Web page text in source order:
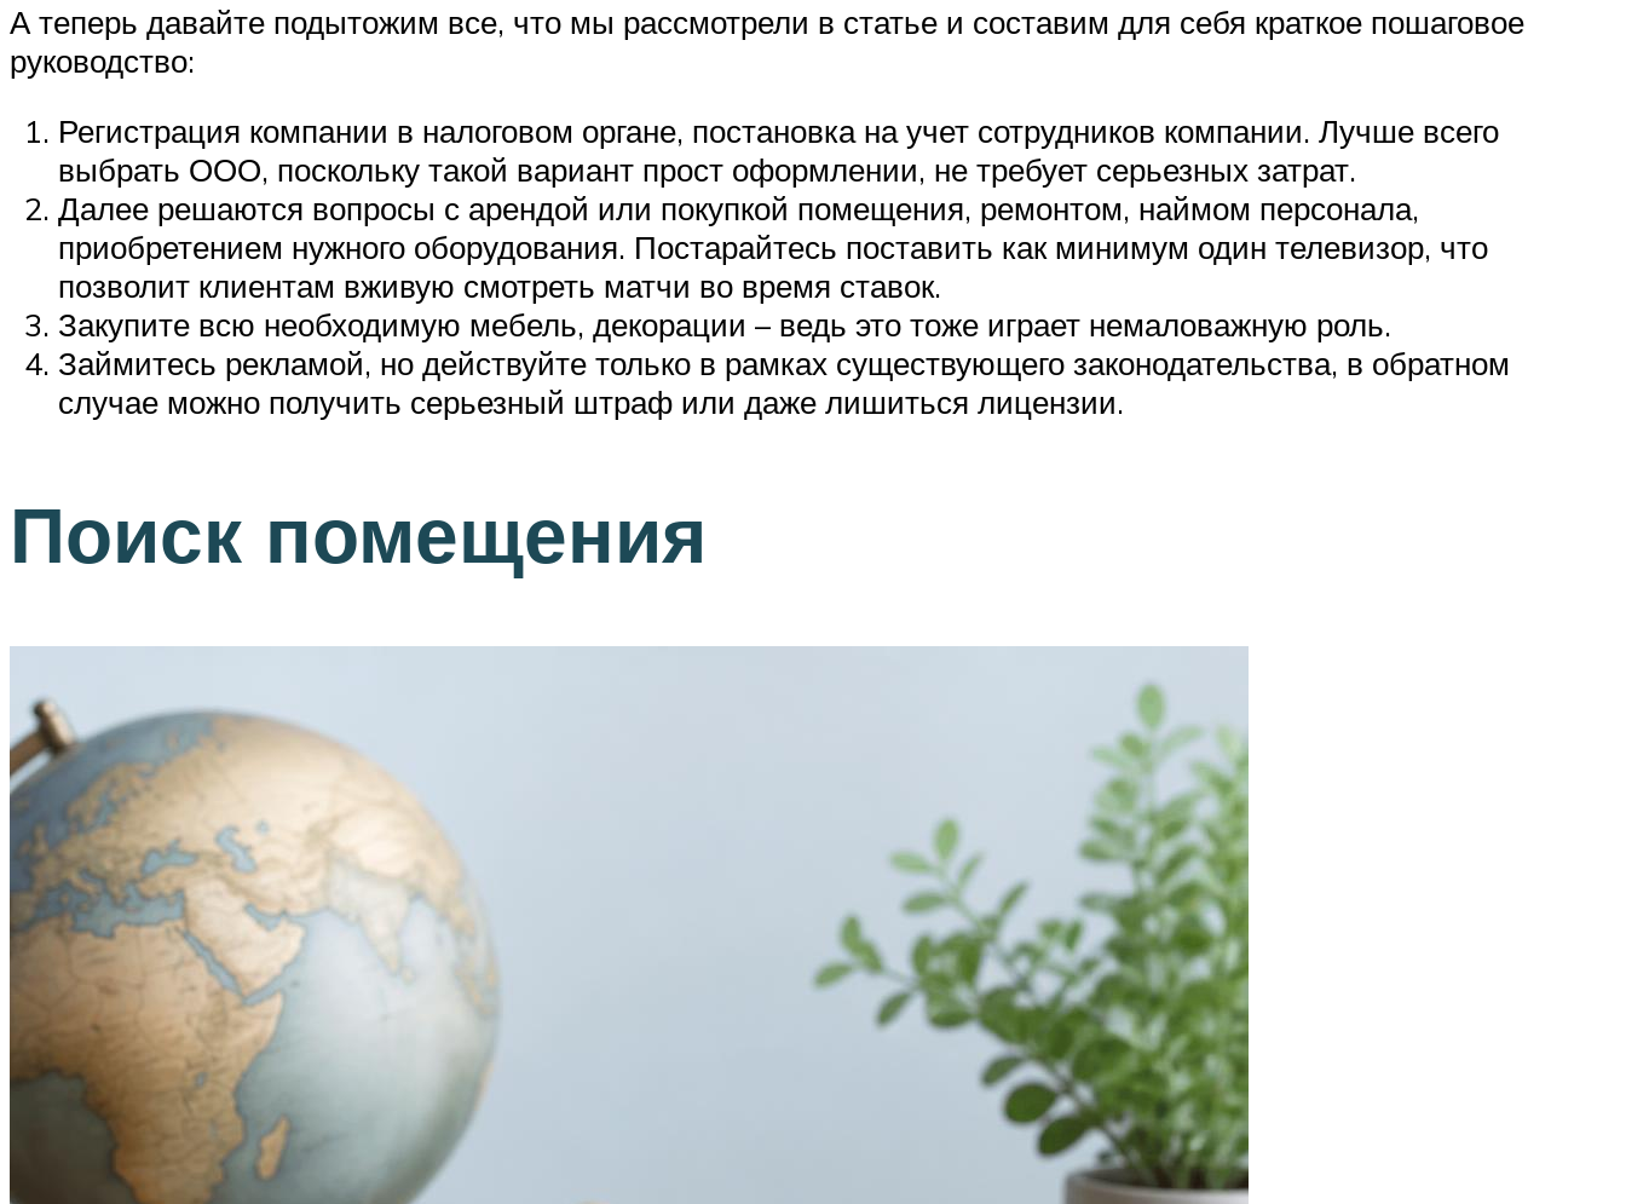
А теперь давайте подытожим все, что мы рассмотрели в статье и составим для себя краткое пошаговое
руководство:
Регистрация компании в налоговом органе, постановка на учет сотрудников компании. Лучше всего
выбрать ООО, поскольку такой вариант прост оформлении, не требует серьезных затрат.
Далее решаются вопросы с арендой или покупкой помещения, ремонтом, наймом персонала,
приобретением нужного оборудования. Постарайтесь поставить как минимум один телевизор, что
позволит клиентам вживую смотреть матчи во время ставок.
Закупите всю необходимую мебель, декорации – ведь это тоже играет немаловажную роль.
Займитесь рекламой, но действуйте только в рамках существующего законодательства, в обратном
случае можно получить серьезный штраф или даже лишиться лицензии.
Поиск помещения